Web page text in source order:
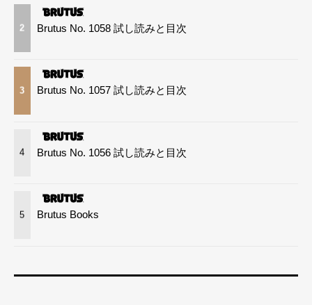
2 Brutus No. 1058 試し読みと目次
3 Brutus No. 1057 試し読みと目次
4 Brutus No. 1056 試し読みと目次
5 Brutus Books